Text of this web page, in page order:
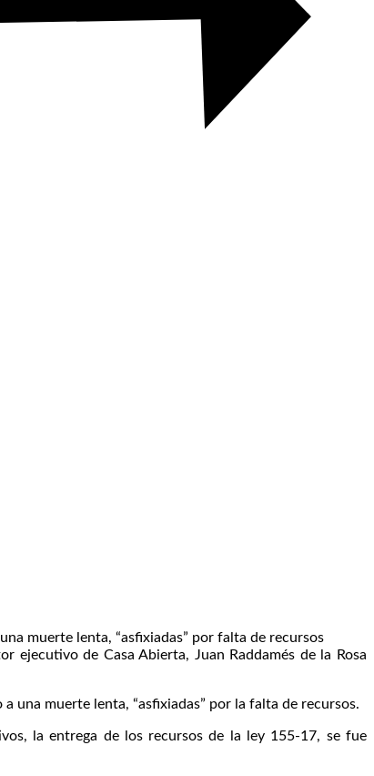
muerte lenta, “asfixiadas” por falta de recursos
de Casa Abierta, Juan Raddamés de la Rosa
una muerte lenta, “asfixiadas” por la falta de recursos.
la entrega de los recursos de la ley 155-17, se fue